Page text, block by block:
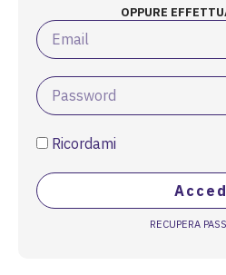
OPPURE
Ricordami
RECUPERA